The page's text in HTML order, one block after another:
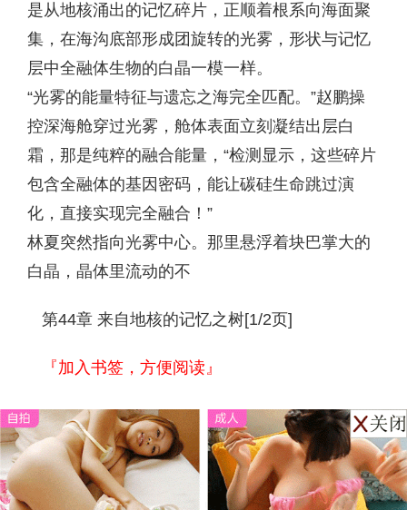
是从地核涌出的记忆碎片，正顺着根系向海面聚
集，在海沟底部形成团旋转的光雾，形状与记忆
层中全融体生物的白晶一模一样。
“光雾的能量特征与遗忘之海完全匹配。”赵鹏操
控深海舱穿过光雾，舱体表面立刻凝结出层白
霜，那是纯粹的融合能量，“检测显示，这些碎片
包含全融体的基因密码，能让碳硅生命跳过演
化，直接实现完全融合！”
林夏突然指向光雾中心。那里悬浮着块巴掌大的
白晶，晶体里流动的不
第44章 来自地核的记忆之树[1/2页]
『加入书签，方便阅读』